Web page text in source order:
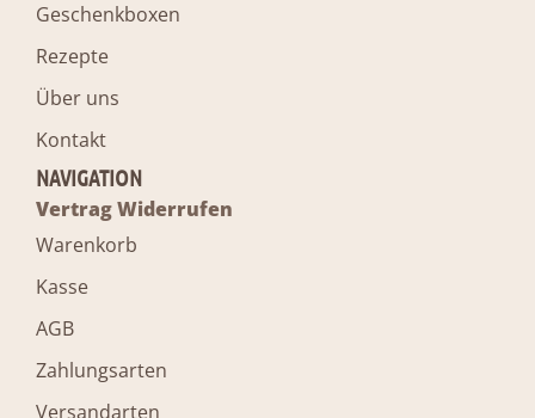
Geschenkboxen
Rezepte
Über uns
Kontakt
NAVIGATION
Vertrag Widerrufen
Warenkorb
Kasse
AGB
Zahlungsarten
Versandarten